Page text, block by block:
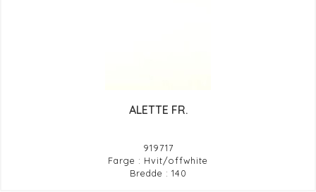
ALETTE FR.
919717
Farge : Hvit/offwhite
Bredde : 140